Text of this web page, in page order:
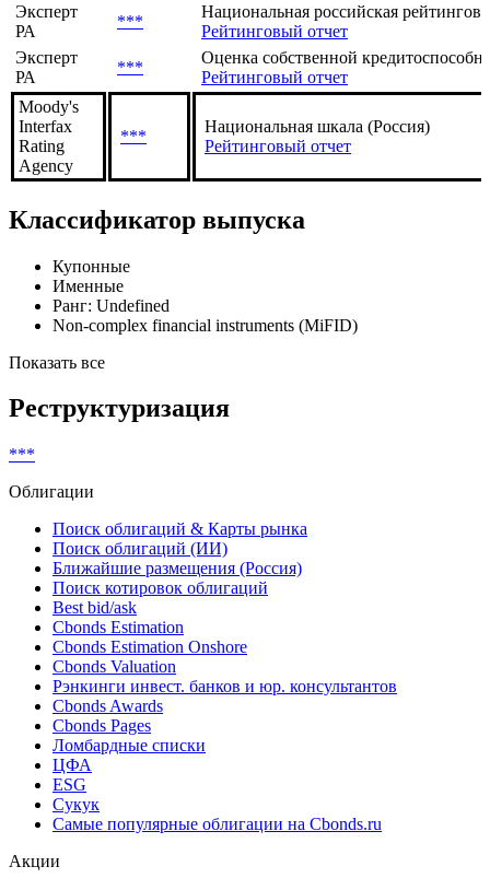
Эксперт
РА
***
Национальная российская
Рейтинговый отчет
Эксперт
РА
***
Оценка собственной
Рейтинговый отчет
Moody's
Interfax
Rating
Agency
***
Национальная шкала (Россия)
Рейтинговый отчет
Классификатор выпуска
Купонные
Именные
Ранг: Undefined
Non-complex financial instruments (MiFID)
Показать все
Реструктуризация
***
Облигации
Поиск облигаций & Карты рынка
Поиск облигаций (ИИ)
Ближайшие размещения (Россия)
Поиск котировок облигаций
Best bid/ask
Cbonds Estimation
Cbonds Estimation Onshore
Cbonds Valuation
Рэнкинги инвест. банков и юр. консультантов
Cbonds Awards
Cbonds Pages
Ломбардные списки
ЦФА
ESG
Сукук
Самые популярные облигации на Cbonds.ru
Акции